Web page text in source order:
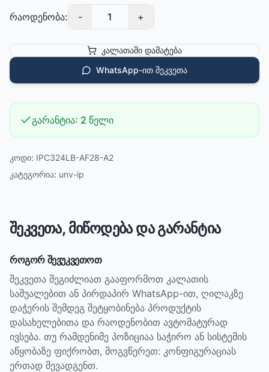
რაოდენობა: - 1 +
კალათაში დამატება
WhatsApp-ით შეკვეთა
გარანტია: 2 წელი
კოდი: IPC324LB-AF28-A2
კატეგორია: unv-ip
შეკვეთა, მიწოდება და გარანტია
როგორ შევუკვეთოთ
შეკვეთა შეგიძლიათ გააფორმოთ კალათის
საშუალებით ან პირდაპირ WhatsApp-ით, ღილაკზე
დაჭერის შემდეგ შეტყობინება პროდუქტის
დასახელებითა და რაოდენობით ავტომატურად
ივსება. თუ რამდენიმე პოზიციაა საჭირო ან სისტემის
აწყობაზე ფიქრობთ, მოგვწერეთ: კონფიგურაციას
ერთად შევადგენთ.